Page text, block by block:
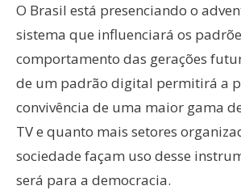
O Brasil está presenciando o
sistema que influenciará os
comportamento das gerações
de um padrão digital permitirá a
convivência de uma maior gama
TV e quanto mais setores
sociedade façam uso desse
será para a democracia.